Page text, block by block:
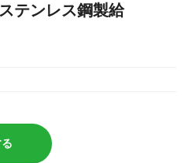
テンレス鋼製給